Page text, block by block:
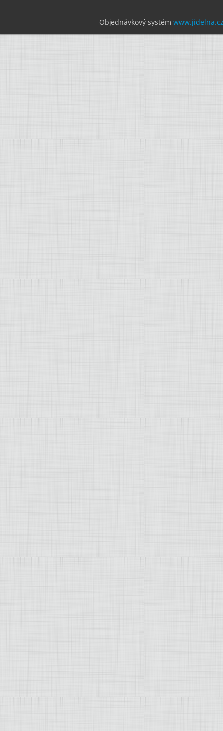
Objednávkový systém www.jidelna.cz